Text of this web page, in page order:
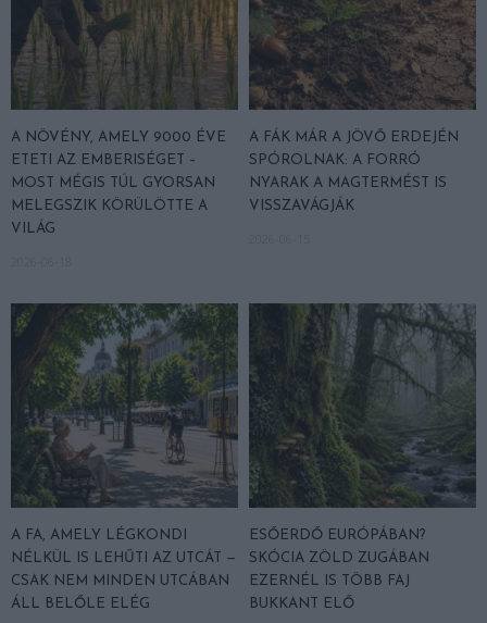
A NÖVÉNY, AMELY 9000 ÉVE
ETETI AZ EMBERISÉGET –
MOST MÉGIS TÚL GYORSAN
MELEGSZIK KÖRÜLÖTTE A
VILÁG
A FÁK MÁR A JÖVŐ ERDEJÉN
SPÓROLNAK: A FORRÓ
NYARAK A MAGTERMÉST IS
VISSZAVÁGJÁK
A FA, AMELY LÉGKONDI
NÉLKÜL IS LEHŰTI AZ UTCÁT —
CSAK NEM MINDEN UTCÁBAN
ÁLL BELŐLE ELÉG
ESŐERDŐ EURÓPÁBAN?
SKÓCIA ZÖLD ZUGÁBAN
EZERNÉL IS TÖBB FAJ
BUKKANT ELŐ